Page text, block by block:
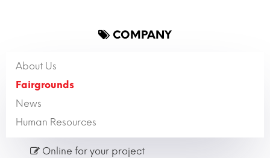
COMPANY
About Us
Fairgrounds
News
Human Resources
Online for your project